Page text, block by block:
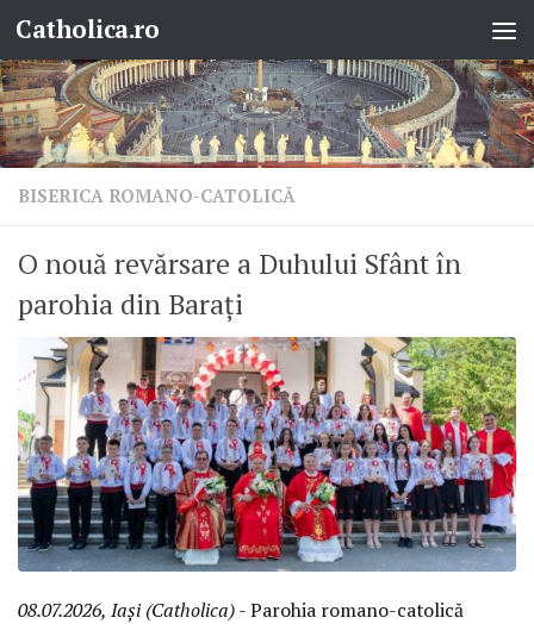
Skip to content
Catholica.ro
BISERICA ROMANO-CATOLICĂ
O nouă revărsare a Duhului Sfânt în
parohia din Barați
08.07.2026, Iași (Catholica)- Parohia romano-catolică